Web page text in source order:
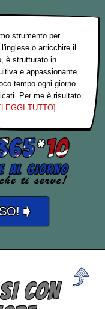
strumento per
o arricchire il
è strutturato in
e appassionante.
tempo ogni giorno
Per me è risultato
[LEGGI TUTTO]
➧
CON